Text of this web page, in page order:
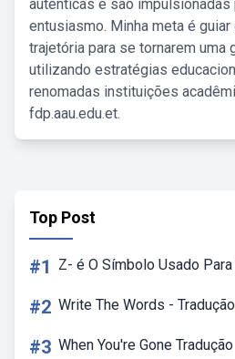
autênticas e são
entusiasmo. Minha meta é
trajetória para se tornarem uma
utilizando estratégias
renomadas instituições
fdp.aau.edu.et.
Top Post
#1 Z- é O Símbolo Usado
#2 Write The Words -
#3 When You're Gone Tradução